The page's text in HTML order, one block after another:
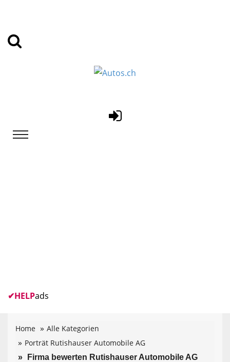
✔HELPads
Home
Alle Kategorien
Porträt Rutishauser Automobile AG
Firma bewerten Rutishauser Automobile AG